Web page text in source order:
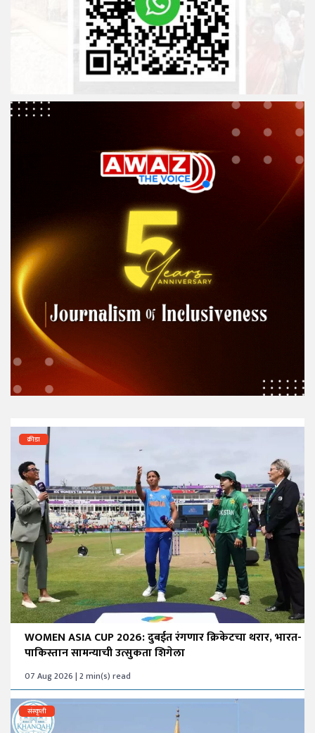
क्रीडा
WOMEN ASIA CUP 2026: दुबईत रंगणार क्रिकेटचा थरार, भारत-
पाकिस्तान सामन्याची उत्सुकता शिगेला
07 Aug 2026 | 2 min(s) read
संस्कृती